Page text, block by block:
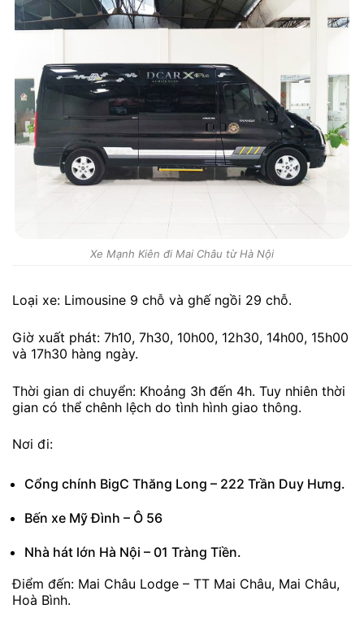
Xe Mạnh Kiên đi Mai Châu từ Hà Nội
Loại xe: Limousine 9 chỗ và ghế ngồi 29 chỗ.
Giờ xuất phát: 7h10, 7h30, 10h00, 12h30, 14h00, 15h00
và 17h30 hàng ngày.
Thời gian di chuyển: Khoảng 3h đến 4h. Tuy nhiên thời
gian có thể chênh lệch do tình hình giao thông.
Nơi đi:
Cổng chính BigC Thăng Long – 222 Trần Duy Hưng.
Bến xe Mỹ Đình – Ô 56
Nhà hát lớn Hà Nội – 01 Tràng Tiền.
Điểm đến: Mai Châu Lodge – TT Mai Châu, Mai Châu,
Hoà Bình.